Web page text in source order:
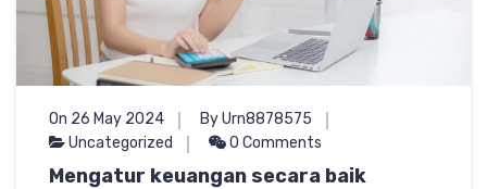
On 26 May 2024
By Urn8878575
Uncategorized
0 Comments
Mengatur keuangan secara baik